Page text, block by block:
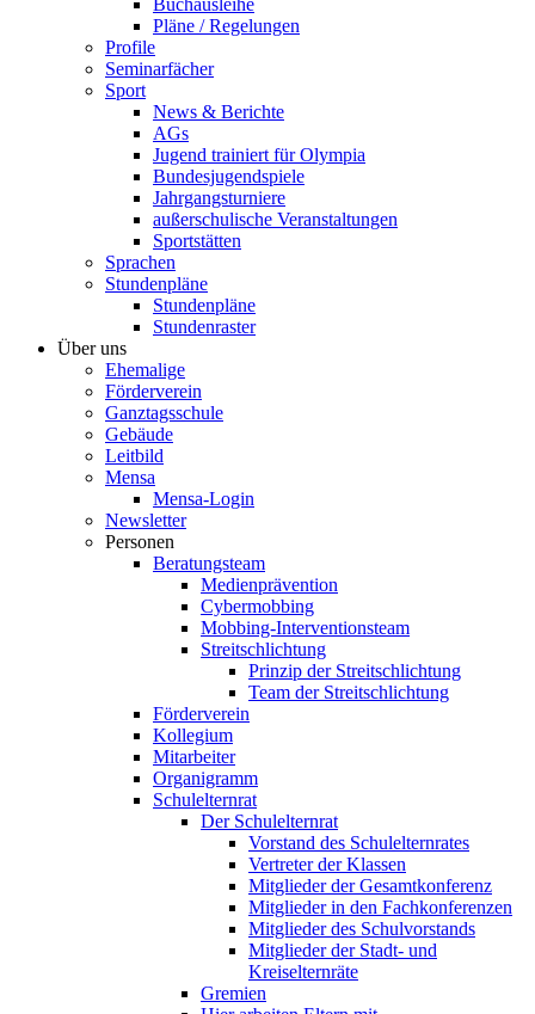
Pläne / Regelungen
Profile
Seminarfächer
Sport
News & Berichte
AGs
Jugend trainiert für Olympia
Bundesjugendspiele
Jahrgangsturniere
außerschulische Veranstaltungen
Sportstätten
Sprachen
Stundenpläne
Stundenpläne
Stundenraster
Über uns
Ehemalige
Förderverein
Ganztagsschule
Gebäude
Leitbild
Mensa
Mensa-Login
Newsletter
Personen
Beratungsteam
Medienprävention
Cybermobbing
Mobbing-Interventionsteam
Streitschlichtung
Prinzip der Streitschlichtung
Team der Streitschlichtung
Förderverein
Kollegium
Mitarbeiter
Organigramm
Schulelternrat
Der Schulelternrat
Vorstand des Schulelternrates
Vertreter der Klassen
Mitglieder der Gesamtkonferenz
Mitglieder in den Fachkonferenzen
Mitglieder des Schulvorstands
Mitglieder der Stadt- und
Kreiselternräte
Gremien